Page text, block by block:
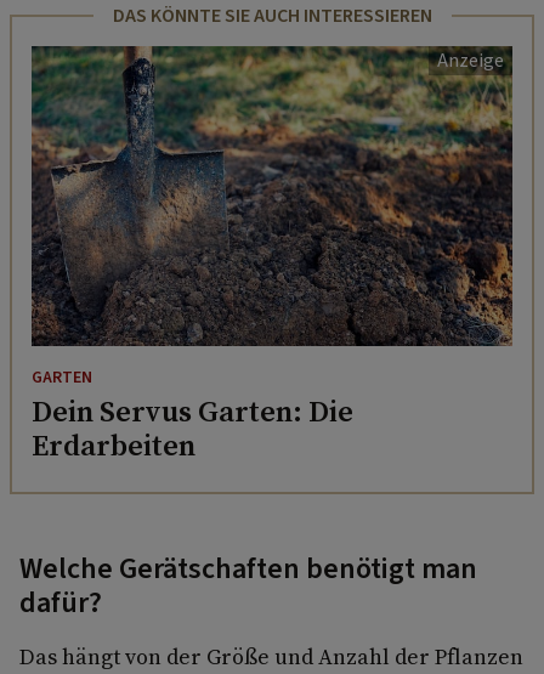
DAS KÖNNTE SIE AUCH INTERESSIEREN
GARTEN
Dein Servus Garten: Die
Erdarbeiten
Welche Gerätschaften benötigt man
dafür?
Das hängt von der Größe und Anzahl der Pflanzen